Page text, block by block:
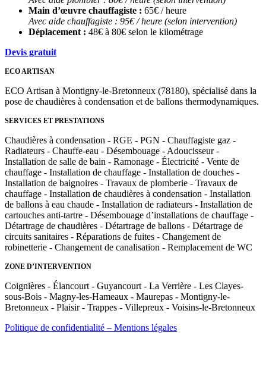
Main d’œuvre chauffagiste : 65€ / heure
Avec aide chauffagiste : 95€ / heure (selon intervention)
Déplacement : 48€ à 80€ selon le kilométrage
Devis gratuit
ECO ARTISAN
ECO Artisan à Montigny-le-Bretonneux (78180), spécialisé dans la
pose de chaudières à condensation et de ballons thermodynamiques.
SERVICES ET PRESTATIONS
Chaudières à condensation - RGE - PGN - Chauffagiste gaz -
Radiateurs - Chauffe-eau - Désembouage - Adoucisseur -
Installation de salle de bain - Ramonage - Électricité - Vente de
chauffage - Installation de chauffage - Installation de douches -
Installation de baignoires - Travaux de plomberie - Travaux de
chauffage - Installation de chaudières à condensation - Installation
de ballons à eau chaude - Installation de radiateurs - Installation de
cartouches anti-tartre - Désembouage d’installations de chauffage -
Détartrage de chaudières - Détartrage de ballons - Détartrage de
circuits sanitaires - Réparations de fuites - Changement de
robinetterie - Changement de canalisation - Remplacement de WC
ZONE D’INTERVENTION
Coignières - Élancourt - Guyancourt - La Verrière - Les Clayes-
sous-Bois - Magny-les-Hameaux - Maurepas - Montigny-le-
Bretonneux - Plaisir - Trappes - Villepreux - Voisins-le-Bretonneux
Politique de confidentialité – Mentions légales